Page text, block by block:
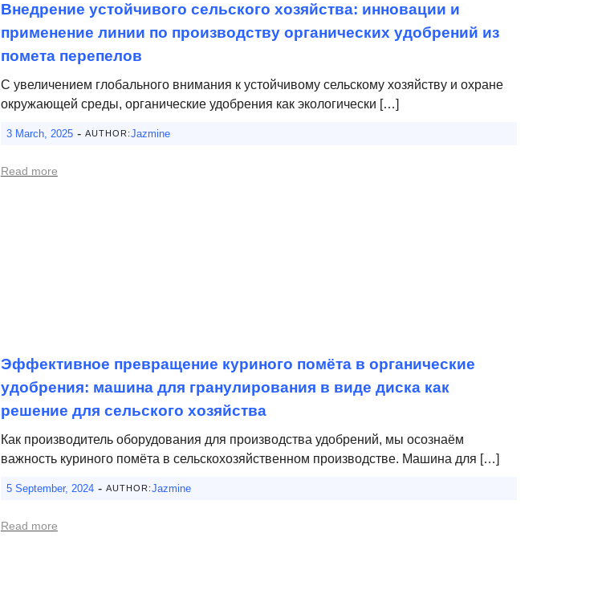
Внедрение устойчивого сельского хозяйства: инновации и
применение линии по производству органических удобрений из
помета перепелов
С увеличением глобального внимания к устойчивому сельскому хозяйству и охране
окружающей среды, органические удобрения как экологически […]
3 March, 2025 - AUTHOR:Jazmine
Read more
Эффективное превращение куриного помёта в органические
удобрения: машина для гранулирования в виде диска как
решение для сельского хозяйства
Как производитель оборудования для производства удобрений, мы осознаём
важность куриного помёта в сельскохозяйственном производстве. Машина для […]
5 September, 2024 - AUTHOR:Jazmine
Read more